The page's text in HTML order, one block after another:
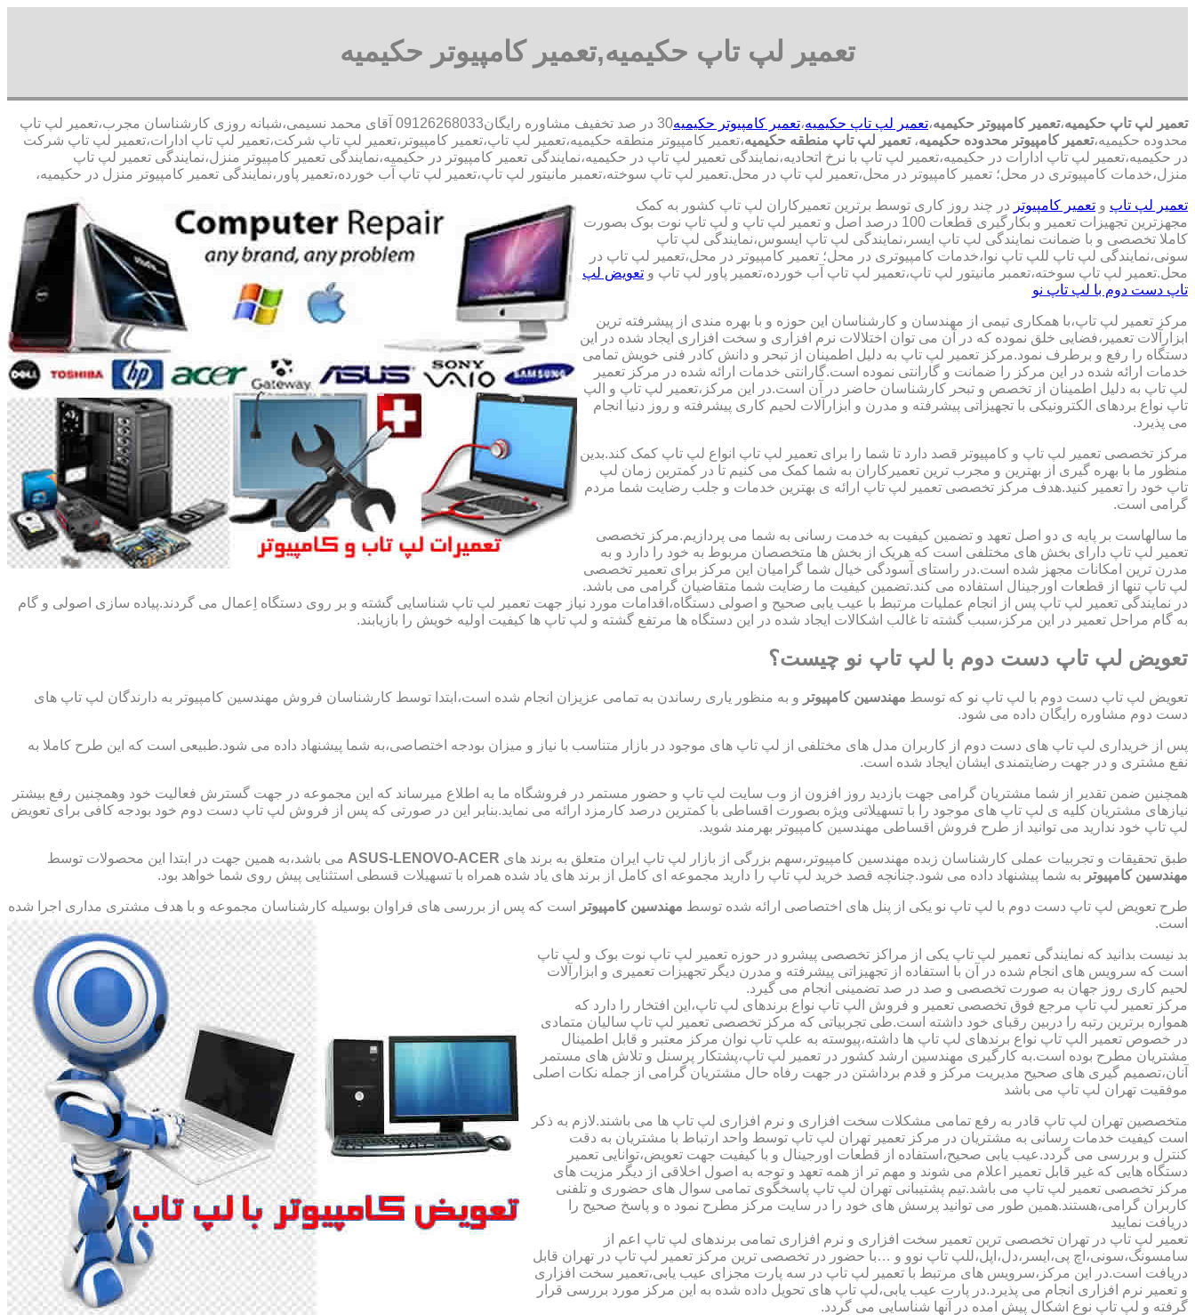
تعمیر لپ تاپ حکیمیه,تعمیر کامپیوتر حکیمیه
تعمیر لپ تاپ حکیمیه،تعمیر کامپیوتر حکیمیه،تعمیر لپ تاپ حکیمیه،تعمیر کامپیوتر حکیمیه
30 در صد تخفیف مشاوره رایگان09126268033 آقای محمد نسیمی،شبانه روزی کارشناسان مجرب،تعمیر لپ تاپ
محدوده حکیمیه،تعمیر کامپیوتر محدوده حکیمیه، تعمیر لپ تاپ منطقه حکیمیه،تعمیر کامپیوتر منطقه حکیمیه،تعمیر لپ تاپ،تعمیر کامپیوتر،تعمیر لپ تاپ شرکت،تعمیر لپ تاپ ادارات،تعمیر لپ تاپ شرکت
در حکیمیه،تعمیر لپ تاپ ادارات در حکیمیه،تعمیر لپ تاپ با نرخ اتحادیه،نمایندگی تعمیر لپ تاپ در حکیمیه،نمایندگی تعمیر کامپیوتر در حکیمیه،نمایندگی تعمیر کامپیوتر منزل،نمایندگی تعمیر لپ تاپ
منزل،خدمات کامپیوتری در محل؛ تعمیر کامپیوتر در محل،تعمیر لپ تاپ در محل.تعمیر لپ تاپ سوخته،تعمبر مانیتور لپ تاپ،تعمیر لپ تاپ آب خورده،تعمیر پاور،نمایندگی تعمیر کامپیوتر منزل در حکیمیه،
تعمیر لپ تاپ و تعمیر کامپیوتر در چند روز کاری توسط برترین تعمیرکاران لپ تاپ کشور به کمک
مجهزترین تجهیزات تعمیر و بکارگیری قطعات 100 درصد اصل و تعمیر لپ تاپ و لپ تاپ نوت بوک بصورت
کاملا تخصصی و با ضمانت نمایندگی لپ تاپ ایسر،نمایندگی لپ تاپ ایسوس،نمایندگی لپ تاپ
سونی،نمایندگی لپ تاپ للپ تاپ نوا،خدمات کامپیوتری در محل؛ تعمیر کامپیوتر در محل،تعمیر لپ تاپ در
محل.تعمیر لپ تاپ سوخته،تعمبر مانیتور لپ تاپ،تعمیر لپ تاپ آب خورده،تعمیر پاور لپ تاپ و تعویض لپ
تاپ دست دوم با لپ تاپ نو
مرکز تعمیر لپ تاپ،با همکاری تیمی از مهندسان و کارشناسان این حوزه و با بهره مندی از پیشرفته ترین
ابزارآلات تعمیر،فضایی خلق نموده که در آن می توان اختلالات نرم افزاری و سخت افزاری ایجاد شده در این
دستگاه را رفع و برطرف نمود.مرکز تعمیر لپ تاپ به دلیل اطمینان از تبحر و دانش کادر فنی خویش تمامی
خدمات ارائه شده در این مرکز را ضمانت و گارانتی نموده است.گارانتی خدمات ارائه شده در مرکز تعمیر
لپ تاپ به دلیل اطمینان از تخصص و تبحر کارشناسان حاضر در آن است.در این مرکز،تعمیر لپ تاپ و الپ
تاپ نواع بردهای الکترونیکی با تجهیزاتی پیشرفته و مدرن و ابزارآلات لحیم کاری پیشرفته و روز دنیا انجام
می پذیرد.
مرکز تخصصی تعمیر لپ تاپ و کامپیوتر قصد دارد تا شما را برای تعمیر لپ تاپ انواع لپ تاپ کمک کند.بدین
منظور ما با بهره گیری از بهترین و مجرب ترین تعمیرکاران به شما کمک می کنیم تا در کمترین زمان لپ
تاپ خود را تعمیر کنید.هدف مرکز تخصصی تعمیر لپ تاپ ارائه ی بهترین خدمات و جلب رضایت شما مردم
گرامی است.
ما سالهاست بر پایه ی دو اصل تعهد و تضمین کیفیت به خدمت رسانی به شما می پردازیم.مرکز تخصصی
تعمیر لپ تاپ دارای بخش های مختلفی است که هریک از بخش ها متخصصان مربوط به خود را دارد و به
مدرن ترین امکانات مجهز شده است.در راستای آسودگی خیال شما گرامیان این مرکز برای تعمیر تخصصی
لپ تاپ تنها از قطعات اورجینال استفاده می کند.تضمین کیفیت ما رضایت شما متقاضیان گرامی می باشد.
در نمایندگی تعمیر لپ تاپ پس از انجام عملیات مرتبط با عیب یابی صحیح و اصولی دستگاه،اقدامات مورد نیاز جهت تعمیر لپ تاپ شناسایی گشته و بر روی دستگاه اِعمال می گردند.پیاده سازی اصولی و گام
به گام مراحل تعمیر در این مرکز،سبب گشته تا غالب اشکالات ایجاد شده در این دستگاه ها مرتفع گشته و لپ تاپ ها کیفیت اولیه خویش را بازیابند.
تعویض لپ تاپ دست دوم با لپ تاپ نو چیست؟
تعویض لپ تاپ دست دوم با لپ تاپ نو که توسط مهندسین کامپیوتر و به منظور یاری رساندن به تمامی عزیزان انجام شده است،ابتدا توسط کارشناسان فروش مهندسین کامپیوتر به دارندگان لپ تاپ های
دست دوم مشاوره رایگان داده می شود.
پس از خریداری لپ تاپ های دست دوم از کاربران مدل های مختلفی از لپ تاپ های موجود در بازار متناسب با نیاز و میزان بودجه اختصاصی،به شما پیشنهاد داده می شود.طبیعی است که این طرح کاملا به
نفع مشتری و در جهت رضایتمندی ایشان ایجاد شده است.
همچنین ضمن تقدیر از شما مشتریان گرامی جهت بازدید روز افزون از وب سایت لپ تاپ و حضور مستمر در فروشگاه ما به اطلاع میرساند که این مجموعه در جهت گسترش فعالیت خود وهمچنین رفع بیشتر
نیازهای مشتریان کلیه ی لپ تاپ های موجود را با تسهیلاتی ویژه بصورت اقساطی با کمترین درصد کارمزد ارائه می نماید.بنابر این در صورتی که پس از فروش لپ تاپ دست دوم خود بودجه کافی برای تعویض
لپ تاپ خود ندارید می توانید از طرح فروش اقساطی مهندسین کامپیوتر بهرمند شوید.
طبق تحقیقات و تجربیات عملی کارشناسان زبده مهندسین کامپیوتر،سهم بزرگی از بازار لپ تاپ ایران متعلق به برند های ASUS-LENOVO-ACER می باشد،به همین جهت در ابتدا این محصولات توسط
مهندسین کامپیوتر به شما پیشنهاد داده می شود.چنانچه قصد خرید لپ تاپ را دارید مجموعه ای کامل از برند های یاد شده همراه با تسهیلات قسطی استثنایی پیش روی شما خواهد بود.
طرح تعویض لپ تاپ دست دوم با لپ تاپ نو یکی از پنل های اختصاصی ارائه شده توسط مهندسین کامپیوتر
است که پس از بررسی های فراوان بوسیله کارشناسان مجموعه و با هدف مشتری مداری اجرا شده
است.
بد نیست بدانید که نمایندگی تعمیر لپ تاپ یکی از مراکز تخصصی پیشرو در حوزه تعمیر لپ تاپ نوت بوک و لپ تاپ
است که سرویس های انجام شده در آن با استفاده از تجهیزاتی پیشرفته و مدرن دیگر تجهیزات تعمیری و ابزارآلات
لحیم کاری روز جهان به صورت تخصصی و صد در صد تضمینی انجام می گیرد.
مرکز تعمیر لپ تاپ مرجع فوق تخصصی تعمیر و فروش الپ تاپ نواع برندهای لپ تاپ،این افتخار را دارد که
همواره برترین رتبه را دربین رقبای خود داشته است.طی تجربیاتی که مرکز تخصصی تعمیر لپ تاپ سالیان متمادی
در خصوص تعمیر الپ تاپ نواع برندهای لپ تاپ ها داشته،پیوسته به علپ تاپ نوان مرکز معتبر و قابل اطمینال
مشتریان مطرح بوده است.به کارگیری مهندسین ارشد کشور در تعمیر لپ تاپ،پشتکار پرسنل و تلاش های مستمر
آنان،تصمیم گیری های صحیح مدیریت مرکز و قدم برداشتن در جهت رفاه حال مشتریان گرامی از جمله نکات اصلی
موفقیت تهران لپ تاپ می باشد
متخصصین تهران لپ تاپ قادر به رفع تمامی مشکلات سخت افزاری و نرم افزاری لپ تاپ ها می باشند.لازم به ذکر
است کیفیت خدمات رسانی به مشتریان در مرکز تعمیر تهران لپ تاپ توسط واحد ارتباط با مشتریان به دقت
کنترل و بررسی می گردد.عیب یابی صحیح،استفاده از قطعات اورجینال و با کیفیت جهت تعویض،توانایی تعمیر
دستگاه هایی که غیر قابل تعمیر اعلام می شوند و مهم تر از همه تعهد و توجه به اصول اخلاقی از دیگر مزیت های
مرکز تخصصی تعمیر لپ تاپ می باشد.تیم پشتیبانی تهران لپ تاپ پاسخگوی تمامی سوال های حضوری و تلفنی
کاربران گرامی،هستند.همین طور می توانید پرسش های خود را در سایت مرکز مطرح نمود ه و پاسخ صحیح را
دریافت نمایید
تعمیر لپ تاپ در تهران تخصصی ترین تعمیر سخت افزاری و نرم افزاری تمامی برندهای لپ تاپ اعم از
سامسونگ،سونی،اچ پی،ایسر،دل،اپل،للپ تاپ نوو و …با حضور در تخصصی ترین مرکز تعمیر لپ تاپ در تهران قابل
دریافت است.در این مرکز،سرویس های مرتبط با تعمیر لپ تاپ در سه پارت مجزای عیب یابی،تعمیر سخت افزاری
و تعمیر نرم افزاری انجام می پذیرد.در پارت عیب یابی،لپ تاپ های تحویل داده شده به این مرکز مورد بررسی قرار
گرفته و لپ تاپ نوع اشکال پیش امده در آنها شناسایی می گردد.